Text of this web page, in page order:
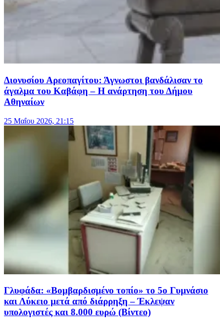
Διονυσίου Αρεοπαγίτου: Άγνωστοι βανδάλισαν το
άγαλμα του Καβάφη – Η ανάρτηση του Δήμου
Αθηναίων
25 Μαΐου 2026, 21:15
Γλυφάδα: «Βομβαρδισμένο τοπίο» το 5ο Γυμνάσιο
και Λύκειο μετά από διάρρηξη – Έκλεψαν
υπολογιστές και 8.000 ευρώ (Βίντεο)